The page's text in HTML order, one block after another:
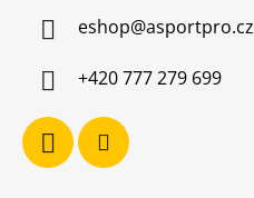
eshop@asportpro.cz
+420 777 279 699